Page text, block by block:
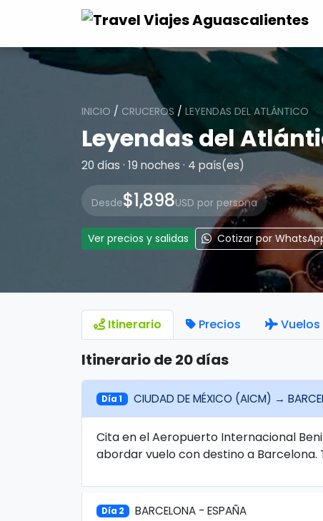
INICIO / CRUCEROS / LEYENDAS DEL ATLÁNTICO
Leyendas del
20 días · 19 noches · 4 país(es)
Desde$1,898USD por persona
Ver precios y salidas Cotizar por
Itinerario Precios Vuelos
Itinerario de 20 días
Día 1 CIUDAD DE MÉXICO (AICM) →
Cita en el Aeropuerto Internacional
abordar vuelo con destino a Barcelona.
Día 2 BARCELONA - ESPAÑA